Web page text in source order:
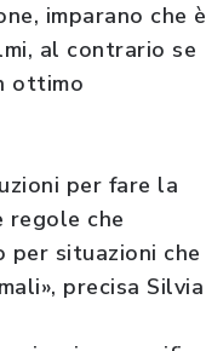
imparano che è
al contrario se
ottimo
per fare la
regole che
per situazioni che
precisa Silvia